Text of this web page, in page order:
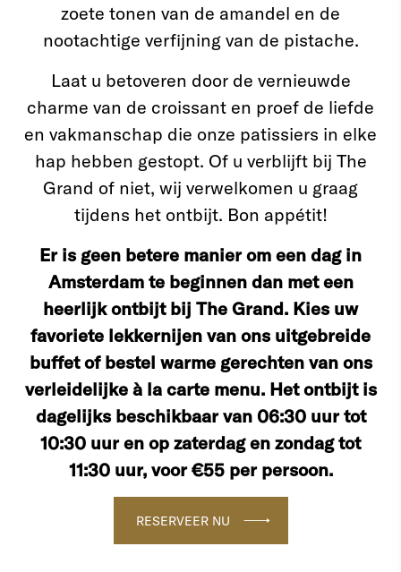
zoete tonen van de amandel en de
nootachtige verfijning van de pistache.
Laat u betoveren door de vernieuwde
charme van de croissant en proef de liefde
en vakmanschap die onze patissiers in elke
hap hebben gestopt. Of u verblijft bij The
Grand of niet, wij verwelkomen u graag
tijdens het ontbijt. Bon appétit!
Er is geen betere manier om een dag in
Amsterdam te beginnen dan met een
heerlijk ontbijt bij The Grand. Kies uw
favoriete lekkernijen van ons uitgebreide
buffet of bestel warme gerechten van ons
verleidelijke à la carte menu. Het ontbijt is
dagelijks beschikbaar van 06:30 uur tot
10:30 uur en op zaterdag en zondag tot
11:30 uur, voor €55 per persoon.
RESERVEER NU